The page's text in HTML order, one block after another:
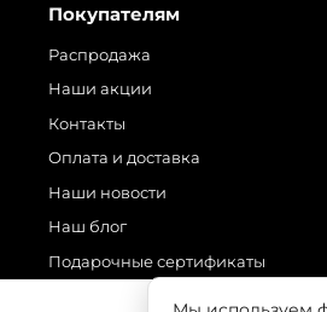
Покупателям
Распродажа
Наши акции
Контакты
Оплата и доставка
Наши новости
Наш блог
Подарочные сертификаты